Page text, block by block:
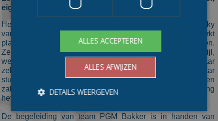
eigenaar van PGM Bakker, en waren we er snel uit"
Het topdivisieteam, wat bestaat uit Janneke Elzinga, Nicky
van Leeuwen, Loesanne van der Geest en Ariane Smit werkt
planmatig en ondersteund door data naar de gestelde doelen.
Ze krijgen daarbij de hulp van wisselrijder Anneleen Zijl,
welke bewust een stapje terug zet in het schaatsen maar
zeker niet minder ambitieus is. "Door het afronden van haar
studie en het verleggen van haar focus naar het wielrennen
zal zij het schaatsen ook gaan gebruiken in opbouw richting
het nieuwe wielerjaar."
De begeleiding van team PGM Bakker is in handen van
ALLES ACCEPTEREN
ALLES AFWIJZEN
DETAILS WEERGEVEN